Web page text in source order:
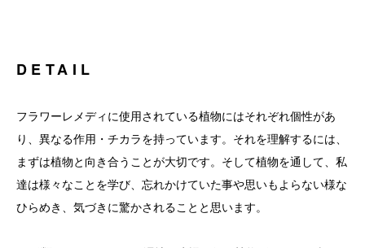
DETAIL
フラワーレメディに使用されている植物にはそれぞれ個性があ
り、異なる作用・チカラを持っています。それを理解するには、
まずは植物と向き合うことが大切です。そして植物を通して、私
達は様々なことを学び、忘れかけていた事や思いもよらない様な
ひらめき、気づきに驚かされることと思います。